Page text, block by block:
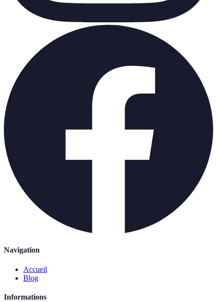
Navigation
Accueil
Blog
Informations